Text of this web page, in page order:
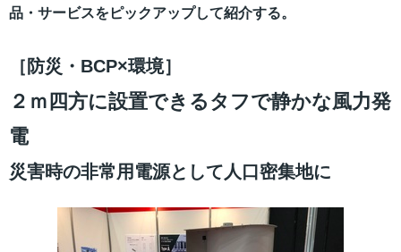
品・サービスをピックアップして紹介する。
［防災・BCP×環境］
２ｍ四方に設置できるタフで静かな風力発
電
災害時の非常用電源として人口密集地に